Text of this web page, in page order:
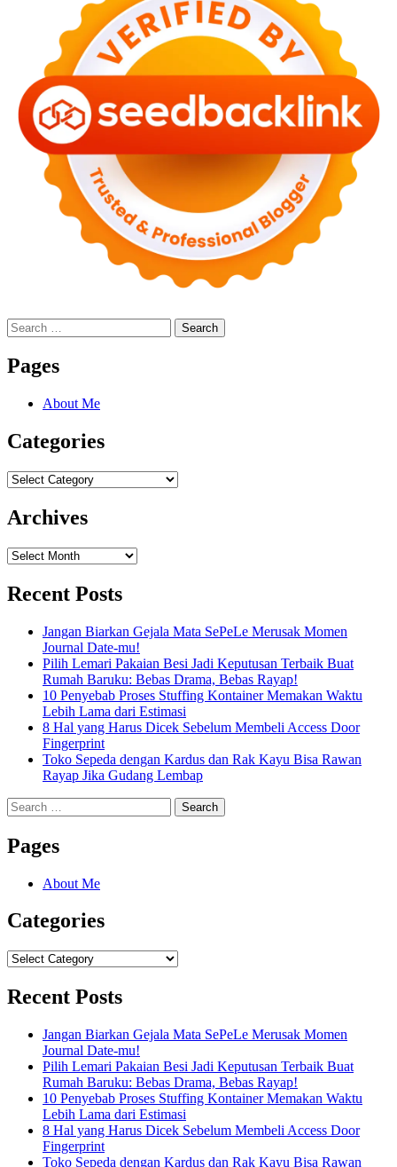
Search
for:
Pages
About Me
Categories
Categories
Archives
Archives
Recent Posts
Jangan Biarkan Gejala Mata SePeLe Merusak Momen
Journal Date-mu!
Pilih Lemari Pakaian Besi Jadi Keputusan Terbaik Buat
Rumah Baruku: Bebas Drama, Bebas Rayap!
10 Penyebab Proses Stuffing Kontainer Memakan Waktu
Lebih Lama dari Estimasi
8 Hal yang Harus Dicek Sebelum Membeli Access Door
Fingerprint
Toko Sepeda dengan Kardus dan Rak Kayu Bisa Rawan
Rayap Jika Gudang Lembap
Search
for:
Pages
About Me
Categories
Categories
Recent Posts
Jangan Biarkan Gejala Mata SePeLe Merusak Momen
Journal Date-mu!
Pilih Lemari Pakaian Besi Jadi Keputusan Terbaik Buat
Rumah Baruku: Bebas Drama, Bebas Rayap!
10 Penyebab Proses Stuffing Kontainer Memakan Waktu
Lebih Lama dari Estimasi
8 Hal yang Harus Dicek Sebelum Membeli Access Door
Fingerprint
Toko Sepeda dengan Kardus dan Rak Kayu Bisa Rawan